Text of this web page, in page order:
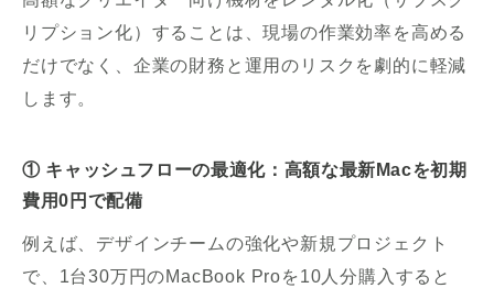
リプション化）することは、現場の作業効率を高める
だけでなく、企業の財務と運用のリスクを劇的に軽減
します。
① キャッシュフローの最適化：高額な最新Macを初期
費用0円で配備
例えば、デザインチームの強化や新規プロジェクト
で、1台30万円のMacBook Proを10人分購入すると